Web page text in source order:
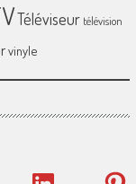
Téléviseur télévision
vinyle